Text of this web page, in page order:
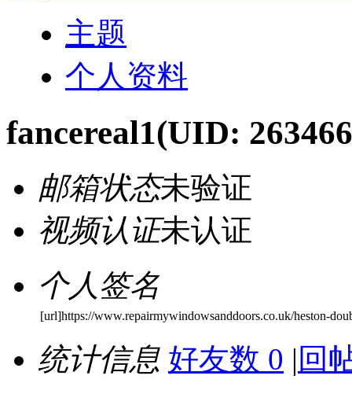
主题
个人资料
fancereal1(UID:
邮箱状态未验证
视频认证未认证
个人签名
[url]https://www.repairmywindowsanddoors.co.uk/heston-
统计信息 好友数 0 | 回